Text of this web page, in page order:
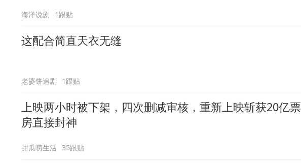
海洋说剧 1跟贴
这配合简直天衣无缝
老婆饼追剧 1跟贴
上映两小时被下架，四次删减审核，重新上映斩获20亿票
房直接封神
甜瓜唠生活 35跟贴